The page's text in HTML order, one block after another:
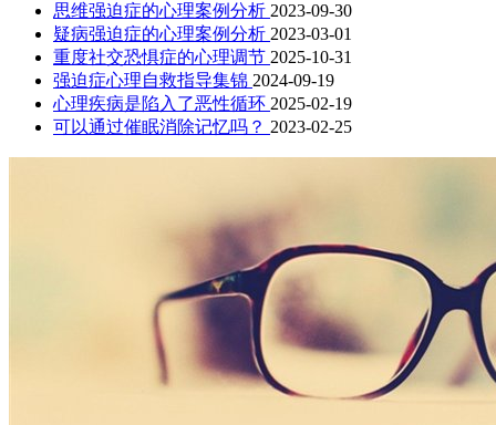
思维强迫症的心理案例分析 2023-09-30
疑病强迫症的心理案例分析 2023-03-01
重度社交恐惧症的心理调节 2025-10-31
强迫症心理自救指导集锦 2024-09-19
心理疾病是陷入了恶性循环 2025-02-19
可以通过催眠消除记忆吗？ 2023-02-25